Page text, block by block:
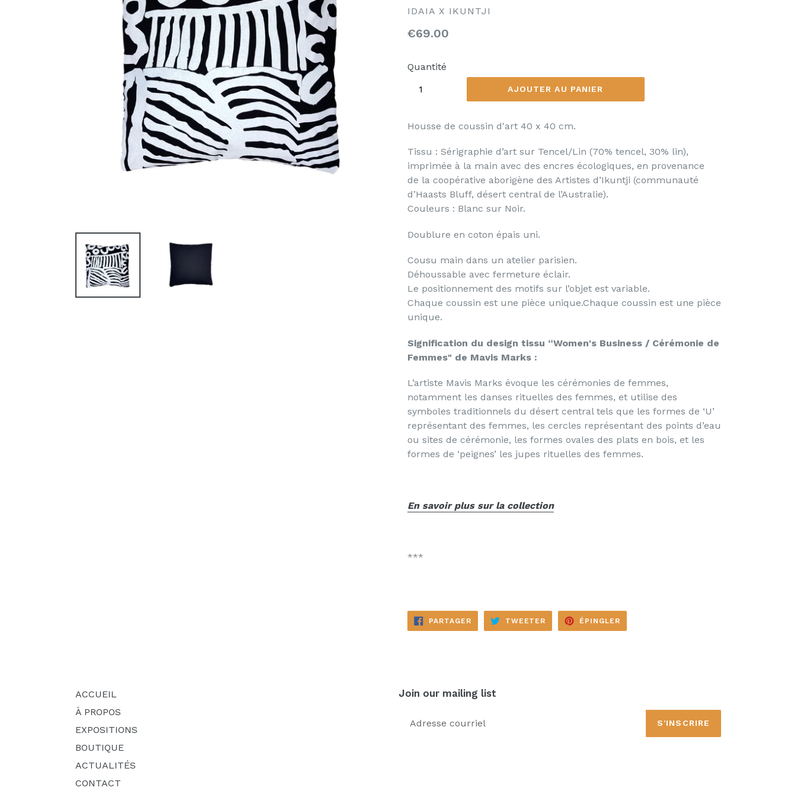
IDAIA X IKUNTJI
Prix
€69.00
Quantité
AJOUTER AU PANIER
Housse de coussin d'art 40 x 40 cm.
Tissu : Sérigraphie d’art sur Tencel/Lin (70% tencel, 30% lin),
imprimée à la main avec des encres écologiques, en provenance
de la coopérative aborigène des Artistes d’Ikuntji (communauté
d’Haasts Bluff, désert central de l’Australie).
Couleurs : Blanc sur Noir.
Doublure en coton épais uni.
Cousu main dans un atelier parisien.
Déhoussable avec fermeture éclair.
Le positionnement des motifs sur l’objet est variable.
Chaque coussin est une pièce unique.Chaque coussin est une pièce
unique.
Signification du design tissu “Women's Business / Cérémonie de
Femmes" de Mavis Marks :
L’artiste Mavis Marks évoque les cérémonies de femmes,
notamment les danses rituelles des femmes, et utilise des
symboles traditionnels du désert central tels que les formes de ‘U’
représentant des femmes, les cercles représentant des points d’eau
ou sites de cérémonie, les formes ovales des plats en bois, et les
formes de ‘peignes’ les jupes rituelles des femmes.
En savoir plus sur la collection
***
PARTAGERPARTAGER
FACEBOOK
TWEETER TWEETER
TWITTER
ÉPINGLER
PINTEREST
ACCUEIL
À PROPOS
EXPOSITIONS
BOUTIQUE
ACTUALITÉS
CONTACT
Join our mailing list
S'INSCRIRE